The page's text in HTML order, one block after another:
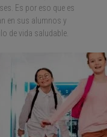
Es por eso que es
en sus alumnos y
de vida saludable.